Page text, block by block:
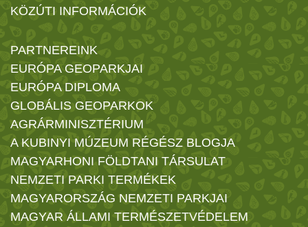
KÖZÚTI INFORMÁCIÓK
PARTNEREINK
EURÓPA GEOPARKJAI
EURÓPA DIPLOMA
GLOBÁLIS GEOPARKOK
AGRÁRMINISZTÉRIUM
A KUBINYI MÚZEUM RÉGÉSZ BLOGJA
MAGYARHONI FÖLDTANI TÁRSULAT
NEMZETI PARKI TERMÉKEK
MAGYARORSZÁG NEMZETI PARKJAI
MAGYAR ÁLLAMI TERMÉSZETVÉDELEM